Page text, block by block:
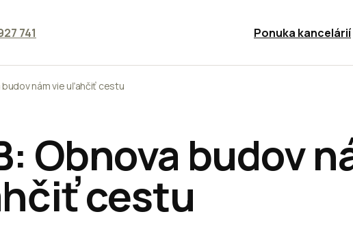
741 Ponuka kancelárií
budov nám vie uľahčiť cestu
Obnova budov
cestu